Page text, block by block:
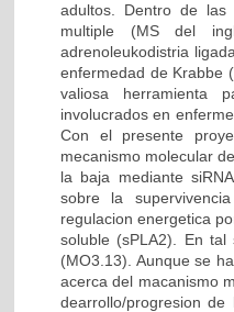
adultos. Dentro de las
multiple (MS del
adrenoleukodistria
enfermedad de Krabbe
valiosa herramienta
involucrados en
Con el presente
mecanismo molecular
la baja mediante
sobre la
regulacion energetica
soluble (sPLA2). En
(MO3.13). Aunque se
acerca del macanismo
dearrollo/progresion